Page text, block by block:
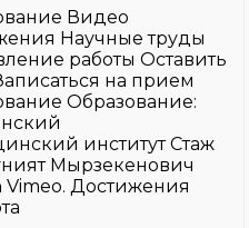
Видео
Научные труды
работы Оставить
на прием
Образование:
институт Стаж
Мырзекенович
Достижения